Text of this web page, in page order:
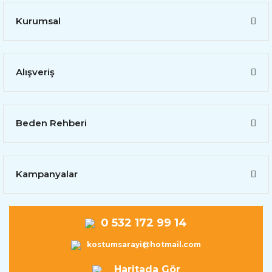
Kurumsal
Alışveriş
Beden Rehberi
Kampanyalar
0 532 172 99 14
kostumsarayi@hotmail.com
Haritada Gör